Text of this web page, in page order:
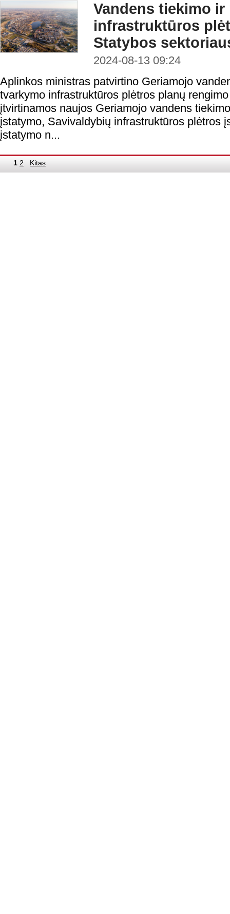
Vandens tiekimo
infrastruktūros
Statybos
2024-08-13 09:24
Aplinkos ministras patvirtino Geriamojo
tvarkymo infrastruktūros plėtros planų
įtvirtinamos naujos Geriamojo vandens
įstatymo, Savivaldybių infrastruktūros plėtros
įstatymo n...
1 2 Kitas